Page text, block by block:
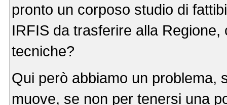
pronto un corposo studio di
IRFIS da trasferire alla
tecniche?
Qui però abbiamo un problema,
muove, se non per tenersi una